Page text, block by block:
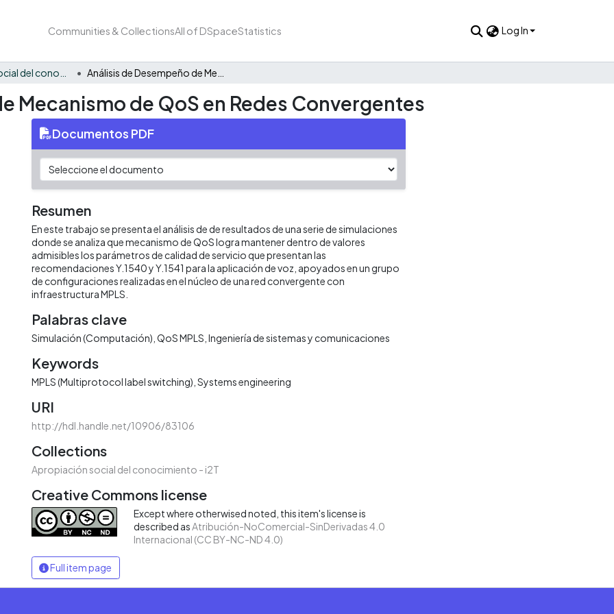
Communities & CollectionsAll of DSpaceStatistics Log In
Mecanismo de QoS en Redes Convergentes
Documentos PDF
Resumen
En este trabajo se presenta el análisis de de resultados de una serie de simulaciones
donde se analiza que mecanismo de QoS logra mantener dentro de valores
admisibles los parámetros de calidad de servicio que presentan las
recomendaciones Y.1540 y Y.1541 para la aplicación de voz, apoyados en un grupo
de configuraciones realizadas en el núcleo de una red convergente con
infraestructura MPLS.
Palabras clave
Simulación (Computación) QoS MPLS Ingeniería de sistemas y comunicaciones
Keywords
MPLS (Multiprotocol label switching) Systems engineering
URI
http://hdl.handle.net/10906/83106
Collections
Apropiación social del conocimiento - i2T
Creative Commons license
Except where otherwised noted, this item's license is
described as Atribución-NoComercial-SinDerivadas 4.0
Internacional (CC BY-NC-ND 4.0)
Full item page